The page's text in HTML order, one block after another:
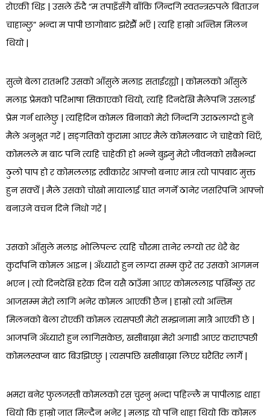
रोएकी थिइ | उसले रुँदै “म तपाइँसँगै बाँकि जिन्दगि स्वतन्त्ररुपले बिताउन
चाहान्छु” भन्दा म पापी छागोबाट झरेझैँ भएँ | त्यहि हाम्रो अन्तिम मिलन
थियो |
सुत्ने बेला रातभरि उसको आँसुले मलाइ सताईरह्यो | कोमलको आँसुले
मलाइ प्रेमको परिभाषा सिकाएको थियो, त्यहि दिनदेखि मैलेपनि उसलाई
प्रेम गर्न थालेछु | त्यहिदिन कोमल बिनाको मेरो जिन्दगि उराठलाग्दो हुने
मैले अनुभूत गरें | सङ्गतिको कुरामा आएर मैले कोमलबाट जे चाहेको थिएँ,
कोमलले म बाट पनि त्यहि चाहेकी हो भन्ने बुझ्नु मेरो जीवनको सबैभन्दा
ठुलो पाप हो र कोमललाइ स्वीकारेर आफ्नो बनाए मात्र त्यो पापबाट मुक्त
हुन सक्थेँ | मैले उसको चोखो मायालाई घात नगर्ने ठानेर जसरिपनि आफ्नो
बनाउने वचन दिने निधो गरें |
उसको आँसुले मलाइ भोलिपल्ट त्यहि चौरमा तानेर लग्यो तर धेरै बेर
कुर्दापनि कोमल आइन | अँध्यारो हुन लाग्दा सम्म कुरें तर उसको आगमन
भएन | त्यो दिनदेखि हरेक दिन यसै ठाउँमा आएर कोमललाइ पर्खिन्छु तर
आजसम्म मेरो लागि भनेर कोमल आएकी छैन | हाम्रो त्यो अन्तिम
मिलनको बेला रोएकी कोमल त्यसपछी मेरो सम्झनामा मात्रै आएकी छे |
आजपनि अँध्यारो हुन लागिसकेछ, खसीबाख्रा मेरो अगाडी आएर कराएपछी
कोमलस्वप्न बाट बिउझिएछु | त्यसपछि खसीबाख्रा लिएर घरैतिर लागेँ |
भमरा बनेर फुलजस्ती कोमलको रस चुस्नु भन्दा पहिल्लै म पापीलाइ थाहा
थियो कि हाम्रो जात मिल्दैन भनेर | मलाइ यो पनि थाहा थियो कि कोमल